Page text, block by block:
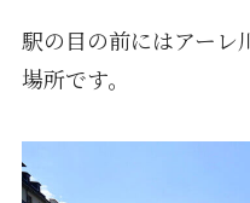
駅の目の前にはアーレ
場所です。